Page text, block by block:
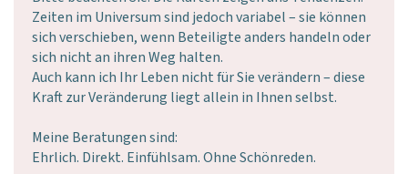
Zeiten im Universum sind jedoch variabel – sie können
sich verschieben, wenn Beteiligte anders handeln oder
sich nicht an ihren Weg halten.
Auch kann ich Ihr Leben nicht für Sie verändern – diese
Kraft zur Veränderung liegt allein in Ihnen selbst.
Meine Beratungen sind:
Ehrlich. Direkt. Einfühlsam. Ohne Schönreden.